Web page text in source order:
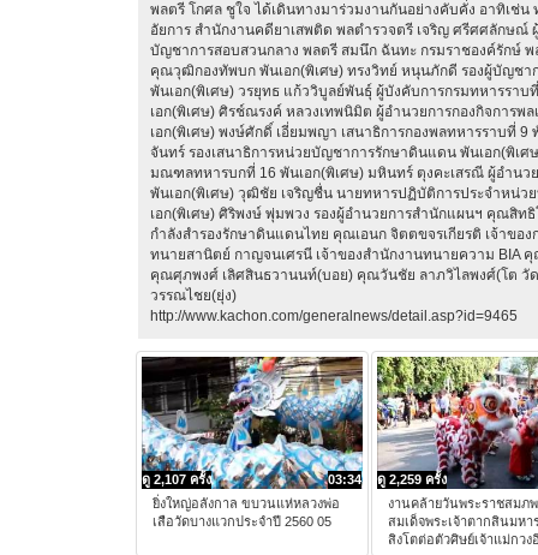
พลตรี โกศล ชูใจ ได้เดินทางมาร่วมงานกันอย่างคับคั่ง อาทิเช่
อัยการ สำนักงานคดียาเสพติด พลตำรวจตรี เจริญ ศรีศศลักษณ์
บัญชาการสอบสวนกลาง พลตรี สมนึก ฉันทะ กรมราชองค์รักษ์ พ
คุณวุฒิกองทัพบก พันเอก(พิเศษ) ทรงวิทย์ หนุนภักดี รองผู้บัญชา
พันเอก(พิเศษ) วรยุทธ แก้ววิบูลย์พันธุ์ ผู้บังคับการกรมทหารราบ
เอก(พิเศษ) ศิรช์ณรงค์ หลวงเทพนิมิต ผู้อำนวยการกองกิจการพ
เอก(พิเศษ) พงษ์ศักดิ์ เอี่ยมพญา เสนาธิการกองพลทหารราบที่ 9
จันทร์ รองเสนาธิการหน่วยบัญชาการรักษาดินแดน พันเอก(พิเศ
มณฑลทหารบกที่ 16 พันเอก(พิเศษ) มหินทร์ ตุงคะเสรณี ผู้อำนว
พันเอก(พิเศษ) วุฒิชัย เจริญชื่น นายทหารปฏิบัติการประจำหน่
เอก(พิเศษ) ศิริพงษ์ พุ่มพวง รองผู้อำนวยการสำนักแผนฯ คุณสิ
กำลังสำรองรักษาดินแดนไทย คุณเอนก จิตตขจรเกียรติ เจ้าขอ
ทนายสานิตย์ กาญจนเศรนี เจ้าของสำนักงานทนายความ BIA
คุณศุภพงศ์ เลิศสินธวานนท์(บอย) คุณวันชัย ลาภวิไลพงศ์(โต วั
วรรณไชย(ยุ่ง)
http://www.kachon.com/generalnews/detail.asp?id=9465
03:34
ดู 2,107 ครั้ง
ยิ่งใหญ่อลังกาล ขบวนแห่หลวงพ่อ
เสือวัดบางแวกประจำปี 2560 05
ดู 2,259 ครั้ง
งานคล้ายวันพระราชสมภ
สมเด็จพระเจ้าตากสินมหา
สิงโตต่อตัวศิษย์เจ้าแม่กวง